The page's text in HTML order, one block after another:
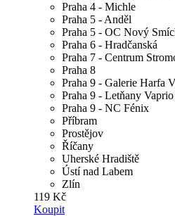
Praha 4 - Michle
Praha 5 - Anděl
Praha 5 - OC Nový
Praha 6 - Hradčanská
Praha 7 - Centrum
Praha 8
Praha 9 - Galerie Harfa
Praha 9 - Letňany
Praha 9 - NC Fénix
Příbram
Prostějov
Říčany
Uherské Hradiště
Ústí nad Labem
Zlín
119 Kč
Koupit